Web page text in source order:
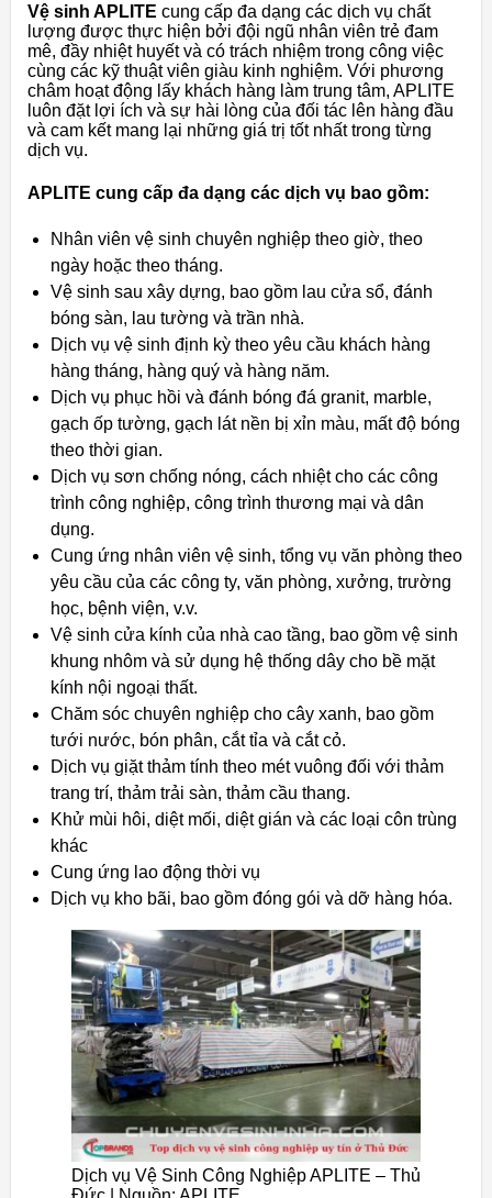
Vệ sinh APLITE cung cấp đa dạng các dịch vụ chất
lượng được thực hiện bởi đội ngũ nhân viên trẻ đam
mê, đầy nhiệt huyết và có trách nhiệm trong công việc
cùng các kỹ thuật viên giàu kinh nghiệm. Với phương
châm hoạt động lấy khách hàng làm trung tâm, APLITE
luôn đặt lợi ích và sự hài lòng của đối tác lên hàng đầu
và cam kết mang lại những giá trị tốt nhất trong từng
dịch vụ.
APLITE cung cấp đa dạng các dịch vụ bao gồm:
Nhân viên vệ sinh chuyên nghiệp theo giờ, theo
ngày hoặc theo tháng.
Vệ sinh sau xây dựng, bao gồm lau cửa sổ, đánh
bóng sàn, lau tường và trần nhà.
Dịch vụ vệ sinh định kỳ theo yêu cầu khách hàng
hàng tháng, hàng quý và hàng năm.
Dịch vụ phục hồi và đánh bóng đá granit, marble,
gạch ốp tường, gạch lát nền bị xỉn màu, mất độ bóng
theo thời gian.
Dịch vụ sơn chống nóng, cách nhiệt cho các công
trình công nghiệp, công trình thương mại và dân
dụng.
Cung ứng nhân viên vệ sinh, tổng vụ văn phòng theo
yêu cầu của các công ty, văn phòng, xưởng, trường
học, bệnh viện, v.v.
Vệ sinh cửa kính của nhà cao tầng, bao gồm vệ sinh
khung nhôm và sử dụng hệ thống dây cho bề mặt
kính nội ngoại thất.
Chăm sóc chuyên nghiệp cho cây xanh, bao gồm
tưới nước, bón phân, cắt tỉa và cắt cỏ.
Dịch vụ giặt thảm tính theo mét vuông đối với thảm
trang trí, thảm trải sàn, thảm cầu thang.
Khử mùi hôi, diệt mối, diệt gián và các loại côn trùng
khác
Cung ứng lao động thời vụ
Dịch vụ kho bãi, bao gồm đóng gói và dỡ hàng hóa.
Dịch vụ Vệ Sinh Công Nghiệp APLITE – Thủ